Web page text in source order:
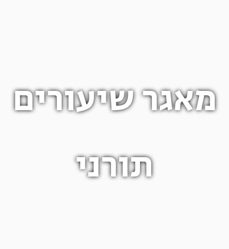
מאגר שיעורים
תורני